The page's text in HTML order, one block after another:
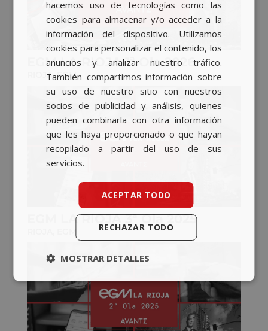
EGM LA RIOJA 1ª Ola 2026
RIOJA,EGM
EGM LA RIOJA 3ª Ola 2025
ENGLISH
hacemos uso de tecnologías como las
cookies para almacenar y/o acceder a la
información del dispositivo. Utilizamos
cookies para personalizar el contenido, los
anuncios y analizar nuestro tráfico.
También compartimos información sobre
su uso de nuestro sitio con nuestros
socios de publicidad y análisis, quienes
pueden combinarla con otra información
que les haya proporcionado o que hayan
recopilado a partir del uso de sus
servicios.
ACEPTAR TODO
RECHAZAR TODO
MOSTRAR DETALLES